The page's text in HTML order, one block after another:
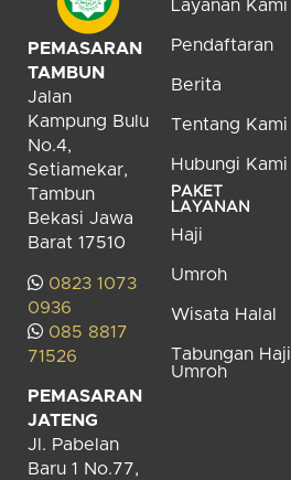
PEMASARAN
TAMBUN
Jalan
Kampung Bulu
No.4,
Setiamekar,
Tambun
Bekasi Jawa
Barat 17510
0823 1073
0936
085 8817
71526
PEMASARAN
JATENG
Jl. Pabelan
Baru 1 No.77,
Layanan Kami
Pendaftaran
Berita
Tentang Kami
Hubungi Kami
PAKET
LAYANAN
Haji
Umroh
Wisata Halal
Tabungan Haji
Umroh